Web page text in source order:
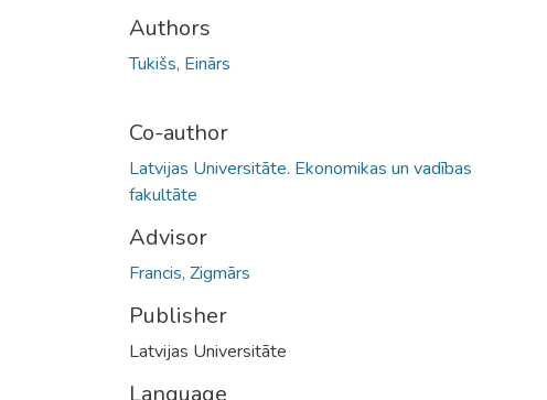
Authors
Tukišs, Einārs
Co-author
Latvijas Universitāte. Ekonomikas un vadības
fakultāte
Advisor
Francis, Zigmārs
Publisher
Latvijas Universitāte
Language